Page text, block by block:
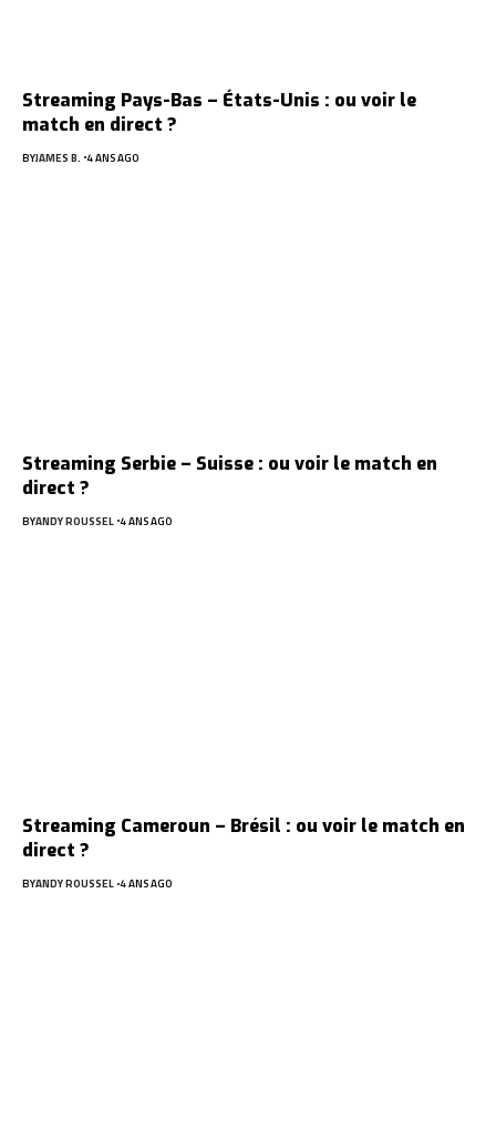
Streaming Pays-Bas – États-Unis : ou voir le
match en direct ?
BYJAMES B. 4 ANS AGO
Streaming Serbie – Suisse : ou voir le match en
direct ?
BYANDY ROUSSEL 4 ANS AGO
Streaming Cameroun – Brésil : ou voir le match en
direct ?
BYANDY ROUSSEL 4 ANS AGO